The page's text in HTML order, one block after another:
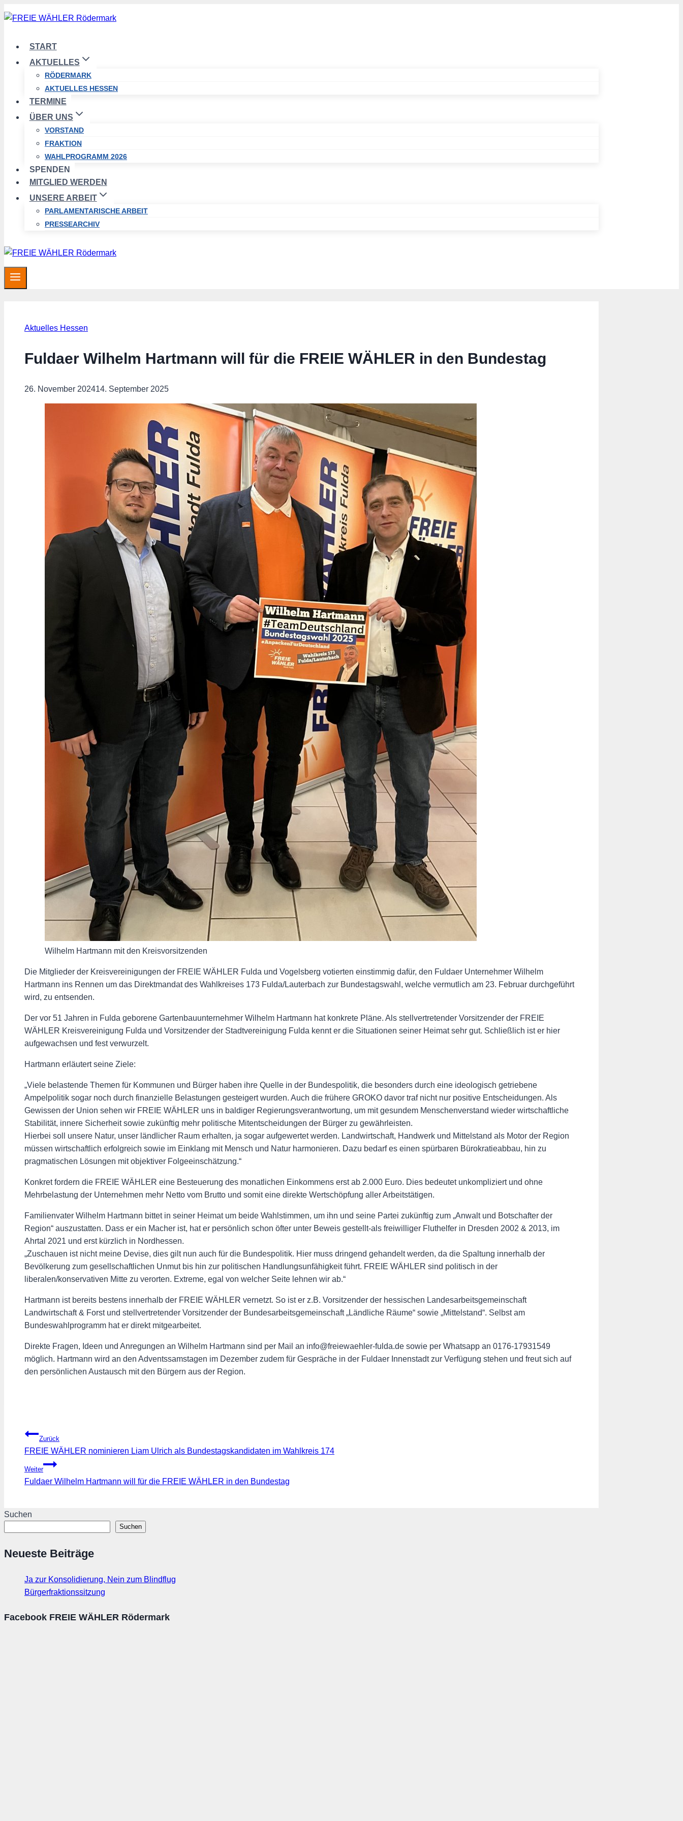
Zum
Inhalt
START
AKTUELLES
RÖDERMARK
AKTUELLES HESSEN
TERMINE
ÜBER UNS
VORSTAND
FRAKTION
WAHLPROGRAMM 2026
SPENDEN
MITGLIED WERDEN
UNSERE ARBEIT
PARLAMENTARISCHE ARBEIT
PRESSEARCHIV
Aktuelles Hessen
Fuldaer Wilhelm Hartmann will für die FREIE WÄHLER in den Bundestag
26. November 202414. September 2025
Wilhelm Hartmann mit den Kreisvorsitzenden
Die Mitglieder der Kreisvereinigungen der FREIE WÄHLER Fulda und Vogelsberg votierten einstimmig dafür, den Fuldaer Unternehmer Wilhelm
Hartmann ins Rennen um das Direktmandat des Wahlkreises 173 Fulda/Lauterbach zur Bundestagswahl, welche vermutlich am 23. Februar durchgeführt
wird, zu entsenden.
Der vor 51 Jahren in Fulda geborene Gartenbauunternehmer Wilhelm Hartmann hat konkrete Pläne. Als stellvertretender Vorsitzender der FREIE
WÄHLER Kreisvereinigung Fulda und Vorsitzender der Stadtvereinigung Fulda kennt er die Situationen seiner Heimat sehr gut. Schließlich ist er hier
aufgewachsen und fest verwurzelt.
Hartmann erläutert seine Ziele:
„Viele belastende Themen für Kommunen und Bürger haben ihre Quelle in der Bundespolitik, die besonders durch eine ideologisch getriebene
Ampelpolitik sogar noch durch finanzielle Belastungen gesteigert wurden. Auch die frühere GROKO davor traf nicht nur positive Entscheidungen. Als
Gewissen der Union sehen wir FREIE WÄHLER uns in baldiger Regierungsverantwortung, um mit gesundem Menschenverstand wieder wirtschaftliche
Stabilität, innere Sicherheit sowie zukünftig mehr politische Mitentscheidungen der Bürger zu gewährleisten.
Hierbei soll unsere Natur, unser ländlicher Raum erhalten, ja sogar aufgewertet werden. Landwirtschaft, Handwerk und Mittelstand als Motor der Region
müssen wirtschaftlich erfolgreich sowie im Einklang mit Mensch und Natur harmonieren. Dazu bedarf es einen spürbaren Bürokratieabbau, hin zu
pragmatischen Lösungen mit objektiver Folgeeinschätzung.“
Konkret fordern die FREIE WÄHLER eine Besteuerung des monatlichen Einkommens erst ab 2.000 Euro. Dies bedeutet unkompliziert und ohne
Mehrbelastung der Unternehmen mehr Netto vom Brutto und somit eine direkte Wertschöpfung aller Arbeitstätigen.
Familienvater Wilhelm Hartmann bittet in seiner Heimat um beide Wahlstimmen, um ihn und seine Partei zukünftig zum „Anwalt und Botschafter der
Region“ auszustatten. Dass er ein Macher ist, hat er persönlich schon öfter unter Beweis gestellt-als freiwilliger Fluthelfer in Dresden 2002 & 2013, im
Ahrtal 2021 und erst kürzlich in Nordhessen.
„Zuschauen ist nicht meine Devise, dies gilt nun auch für die Bundespolitik. Hier muss dringend gehandelt werden, da die Spaltung innerhalb der
Bevölkerung zum gesellschaftlichen Unmut bis hin zur politischen Handlungsunfähigkeit führt. FREIE WÄHLER sind politisch in der
liberalen/konservativen Mitte zu verorten. Extreme, egal von welcher Seite lehnen wir ab.“
Hartmann ist bereits bestens innerhalb der FREIE WÄHLER vernetzt. So ist er z.B. Vorsitzender der hessischen Landesarbeitsgemeinschaft
Landwirtschaft & Forst und stellvertretender Vorsitzender der Bundesarbeitsgemeinschaft „Ländliche Räume“ sowie „Mittelstand“. Selbst am
Bundeswahlprogramm hat er direkt mitgearbeitet.
Direkte Fragen, Ideen und Anregungen an Wilhelm Hartmann sind per Mail an info@freiewaehler-fulda.de sowie per Whatsapp an 0176-17931549
möglich. Hartmann wird an den Adventssamstagen im Dezember zudem für Gespräche in der Fuldaer Innenstadt zur Verfügung stehen und freut sich auf
den persönlichen Austausch mit den Bürgern aus der Region.
Beitragsnavigation
Zurück
FREIE WÄHLER nominieren Liam Ulrich als Bundestagskandidaten im Wahlkreis 174
Weiter
Fuldaer Wilhelm Hartmann will für die FREIE WÄHLER in den Bundestag
Suchen
Suchen
Neueste Beiträge
Ja zur Konsolidierung, Nein zum Blindflug
Bürgerfraktionssitzung
Facebook FREIE WÄHLER Rödermark